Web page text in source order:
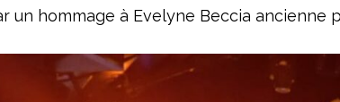
un hommage à Evelyne Beccia